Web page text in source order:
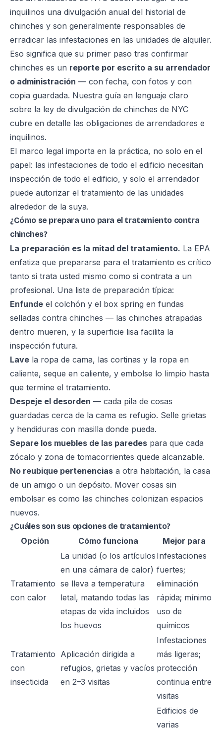
inquilinos una divulgación anual del historial de
chinches y son generalmente responsables de
erradicar las infestaciones en las unidades de alquiler.
Eso significa que su primer paso tras confirmar
chinches es un reporte por escrito a su arrendador
o administración — con fecha, con fotos y con
copia guardada. Nuestra guía en lenguaje claro
sobre la ley de divulgación de chinches de NYC
cubre en detalle las obligaciones de arrendadores e
inquilinos.
El marco legal importa en la práctica, no solo en el
papel: las infestaciones de todo el edificio necesitan
inspección de todo el edificio, y solo el arrendador
puede autorizar el tratamiento de las unidades
alrededor de la suya.
¿Cómo se prepara uno para el tratamiento contra
chinches?
La preparación es la mitad del tratamiento. La EPA
enfatiza que prepararse para el tratamiento es crítico
tanto si trata usted mismo como si contrata a un
profesional. Una lista de preparación típica:
Enfunde el colchón y el box spring en fundas
selladas contra chinches — las chinches atrapadas
dentro mueren, y la superficie lisa facilita la
inspección futura.
Lave la ropa de cama, las cortinas y la ropa en
caliente, seque en caliente, y embolse lo limpio hasta
que termine el tratamiento.
Despeje el desorden — cada pila de cosas
guardadas cerca de la cama es refugio. Selle grietas
y hendiduras con masilla donde pueda.
Separe los muebles de las paredes para que cada
zócalo y zona de tomacorrientes quede alcanzable.
No reubique pertenencias a otra habitación, la casa
de un amigo o un depósito. Mover cosas sin
embolsar es como las chinches colonizan espacios
nuevos.
¿Cuáles son sus opciones de tratamiento?
Opción Cómo funciona Mejor para
Tratamiento
con calor
La unidad (o los artículos
en una cámara de calor)
se lleva a temperatura
letal, matando todas las
etapas de vida incluidos
los huevos
Infestaciones
fuertes;
eliminación
rápida; mínimo
uso de
químicos
Tratamiento
con
insecticida
Aplicación dirigida a
refugios, grietas y vacíos
en 2–3 visitas
Infestaciones
más ligeras;
protección
continua entre
visitas
Edificios de
varias